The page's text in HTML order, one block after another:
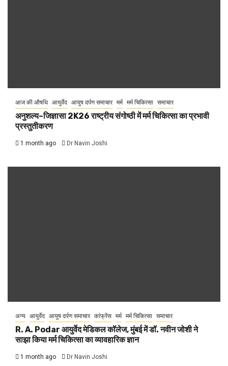
आज की औषधि आयुर्वेद आयुष दर्पण समाचार मर्म मर्म चिकित्सा समाचार
अनुशल्य–जिज्ञासा 2K26 राष्ट्रीय संगोष्ठी में मर्म चिकित्सा का प्रभावी
प्रस्तुतीकरण
1 month ago Dr Navin Joshi
अन्य आयुर्वेद आयुष दर्पण समाचार कांफ्रेंस मर्म मर्म चिकित्सा समाचार
R. A. Podar आयुर्वेद मेडिकल कॉलेज, मुंबई में डॉ. नवीन जोशी ने
साझा किया मर्म चिकित्सा का व्यावहारिक ज्ञान
1 month ago Dr Navin Joshi